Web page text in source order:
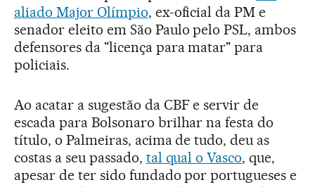
aliado Major Olímpio, ex-oficial da PM e
senador eleito em São Paulo pelo PSL, ambos
defensores da "licença para matar" para
policiais.
Ao acatar a sugestão da CBF e servir de
escada para Bolsonaro brilhar na festa do
título, o Palmeiras, acima de tudo, deu as
costas a seu passado, tal qual o Vasco, que,
apesar de ter sido fundado por portugueses e